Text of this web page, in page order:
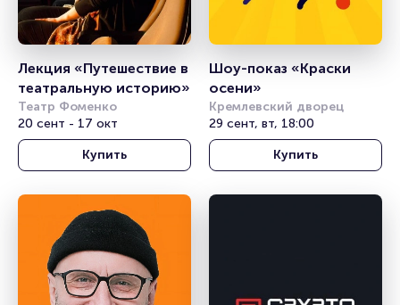
Лекция «Путешествие в
театральную историю»
Театр Фоменко
20 сент - 17 окт
Купить
Шоу-показ «Краски
осени»
Кремлевский дворец
29 сент, вт, 18:00
Купить